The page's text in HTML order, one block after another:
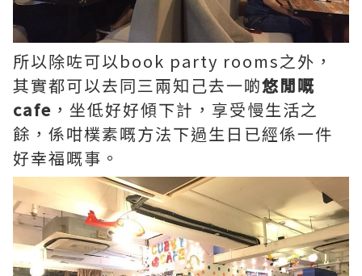
所以除咗可以book party rooms之外，
其實都可以去同三兩知己去一啲悠閒嘅
cafe ，坐低好好傾下計，享受慢生活之
餘，係咁樸素嘅方法下過生日已經係一件
好幸福嘅事。